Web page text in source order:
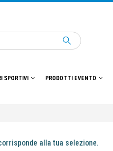
SPORTIVI PRODOTTI EVENTO
alla tua selezione.